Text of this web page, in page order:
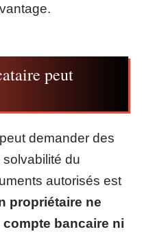
peut
demander des
du
autorisés est
propriétaire ne
bancaire ni